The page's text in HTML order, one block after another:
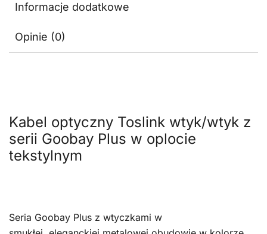
Informacje dodatkowe
Opinie (0)
Kabel optyczny Toslink wtyk/wtyk z
serii Goobay Plus w oplocie
tekstylnym
Seria Goobay Plus z wtyczkami w